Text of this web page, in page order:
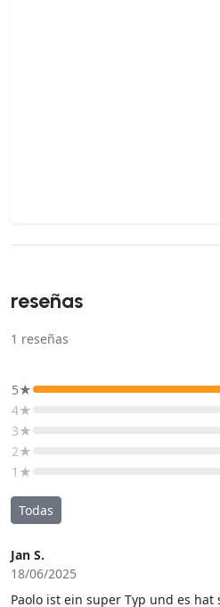
reseñas
1 reseñas
5★
4★
3★
2★
1★
Todas
Jan S.
18/06/2025
Paolo ist ein super Typ und es